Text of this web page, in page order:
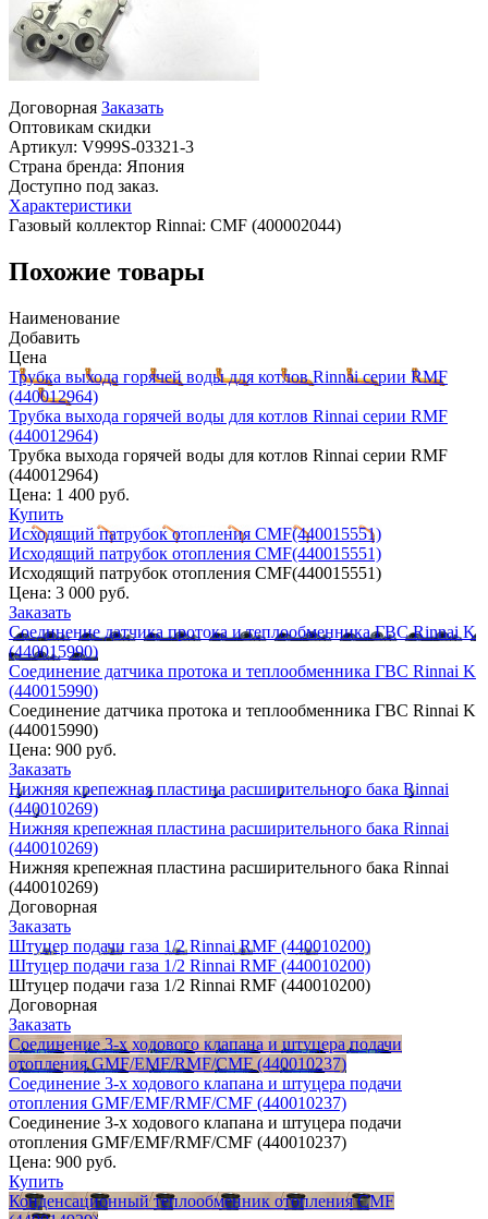
Договорная Заказать
Оптовикам скидки
Артикул: V999S-03321-3
Страна бренда: Япония
Доступно под заказ.
Характеристики
Газовый коллектор Rinnai: CMF (400002044)
Похожие товары
Наименование
Добавить
Цена
Трубка выхода горячей воды для котлов Rinnai серии RMF
(440012964)
Трубка выхода горячей воды для котлов Rinnai серии RMF
(440012964)
Трубка выхода горячей воды для котлов Rinnai серии RMF
(440012964)
Цена: 1 400 руб.
Купить
Исходящий патрубок отопления CMF(440015551)
Исходящий патрубок отопления CMF(440015551)
Исходящий патрубок отопления CMF(440015551)
Цена: 3 000 руб.
Заказать
Соединение датчика протока и теплообменника ГВС Rinnai K
(440015990)
Соединение датчика протока и теплообменника ГВС Rinnai K
(440015990)
Соединение датчика протока и теплообменника ГВС Rinnai K
(440015990)
Цена: 900 руб.
Заказать
Нижняя крепежная пластина расширительного бака Rinnai
(440010269)
Нижняя крепежная пластина расширительного бака Rinnai
(440010269)
Нижняя крепежная пластина расширительного бака Rinnai
(440010269)
Договорная
Заказать
Штуцер подачи газа 1/2 Rinnai RMF (440010200)
Штуцер подачи газа 1/2 Rinnai RMF (440010200)
Штуцер подачи газа 1/2 Rinnai RMF (440010200)
Договорная
Заказать
Соединение 3-х ходового клапана и штуцера подачи
отопления GMF/EMF/RMF/CMF (440010237)
Соединение 3-х ходового клапана и штуцера подачи
отопления GMF/EMF/RMF/CMF (440010237)
Соединение 3-х ходового клапана и штуцера подачи
отопления GMF/EMF/RMF/CMF (440010237)
Цена: 900 руб.
Купить
Конденсационный теплообменник отопления CMF